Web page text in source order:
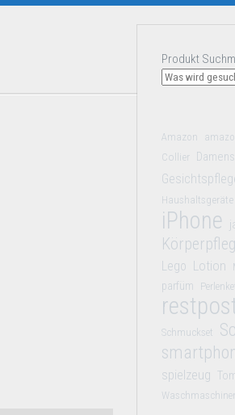
Produkt
Amazon
Collier
Haushaltsgeräte
iPhone
Lego Lotion
parfüm
Schmuckset
spielzeug